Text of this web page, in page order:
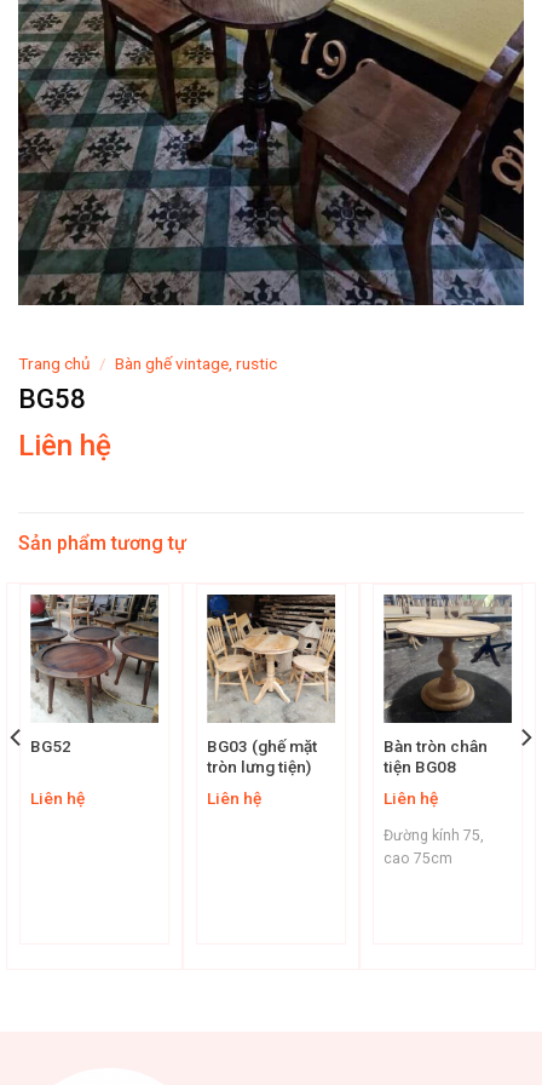
Trang chủ / Bàn ghế vintage, rustic
BG58
Liên hệ
Sản phẩm tương tự
BG52
Liên hệ
BG03 (ghế mặt
tròn lưng tiện)
Liên hệ
Bàn tròn chân
tiện BG08
Liên hệ
Đường kính 75,
cao 75cm